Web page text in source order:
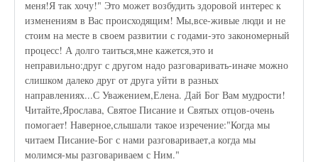
меня!Я так хочу!" Это может возбудить здоровой интерес к
изменениям в Вас происходящим! Мы,все-живые люди и не
стоим на месте в своем развитии с годами-это закономерный
процесс! А долго таиться,мне кажется,это и
неправильно:друг с другом надо разговаривать-иначе можно
слишком далеко друг от друга уйти в разных
направлениях...С Уважением,Елена. Дай Бог Вам мудрости!
Читайте,Ярослава, Святое Писание и Святых отцов-очень
помогает! Наверное,слышали такое изречение:"Когда мы
читаем Писание-Бог с нами разговаривает,а когда мы
молимся-мы разговариваем с Ним."